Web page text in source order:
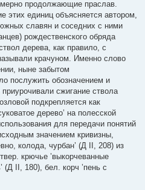
продолжающие праслав.
этих единиц объясняется автором,
славян и соседних с ними
рождественского обряда
дерева, как правило, с
крачуном. Именно слово
ныне забытом
послужить обозначением и
сжигание ствола
подкрепляется как
дерево’ на полесской
для передачи понятий
значением кривизны,
колода, чурбан’ (Д II, 208) из
крючье ’выкорчеванные
(Д II, 180), бел. корч ’пень с